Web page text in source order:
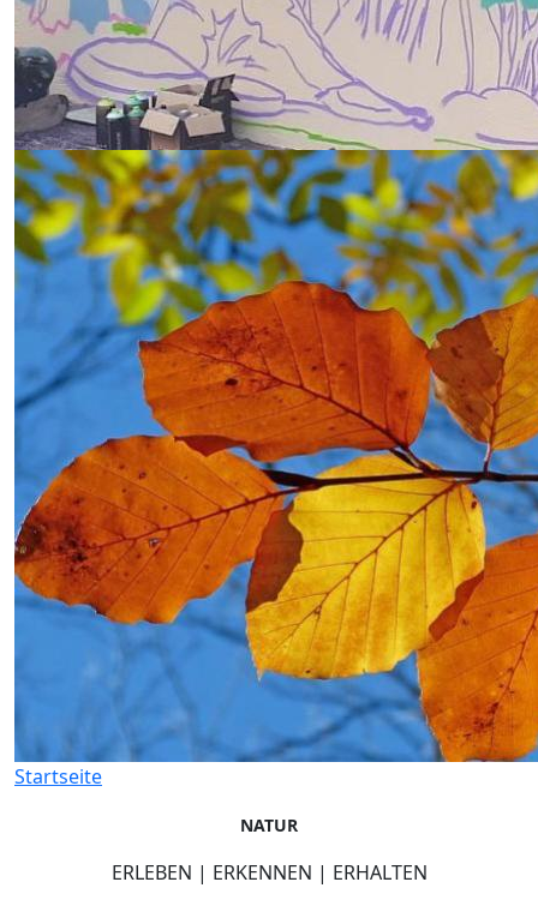
Startseite
NATUR
ERLEBEN | ERKENNEN | ERHALTEN